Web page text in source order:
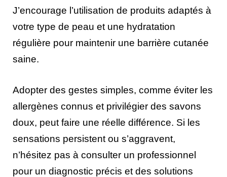
J’encourage l’utilisation de produits adaptés à
votre type de peau et une hydratation
régulière pour maintenir une barrière cutanée
saine.
Adopter des gestes simples, comme éviter les
allergènes connus et privilégier des savons
doux, peut faire une réelle différence. Si les
sensations persistent ou s’aggravent,
n’hésitez pas à consulter un professionnel
pour un diagnostic précis et des solutions